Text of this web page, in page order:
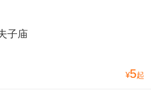
子庙
¥5起